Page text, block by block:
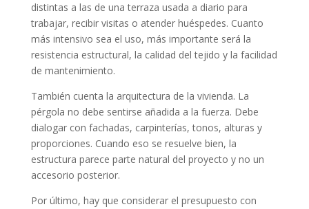
distintas a las de una terraza usada a diario para
trabajar, recibir visitas o atender huéspedes. Cuanto
más intensivo sea el uso, más importante será la
resistencia estructural, la calidad del tejido y la facilidad
de mantenimiento.
También cuenta la arquitectura de la vivienda. La
pérgola no debe sentirse añadida a la fuerza. Debe
dialogar con fachadas, carpinterías, tonos, alturas y
proporciones. Cuando eso se resuelve bien, la
estructura parece parte natural del proyecto y no un
accesorio posterior.
Por último, hay que considerar el presupuesto con